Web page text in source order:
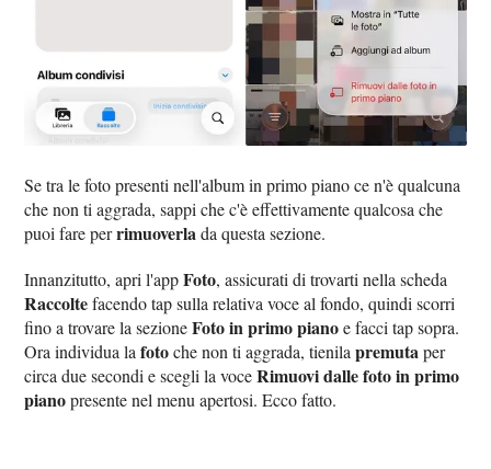
Se tra le foto presenti nell'album in primo piano ce n'è qualcuna
che non ti aggrada, sappi che c'è effettivamente qualcosa che
puoi fare perrimuoverlada questa sezione.
Innanzitutto, apri l'appFoto, assicurati di trovarti nella scheda
Raccoltefacendo tap sulla relativa voce al fondo, quindi scorri
fino a trovare la sezioneFoto in primo pianoe facci tap sopra.
Ora individua lafotoche non ti aggrada, tienilapremutaper
circa due secondi e scegli la voceRimuovi dalle foto in primo
pianopresente nel menu apertosi. Ecco fatto.